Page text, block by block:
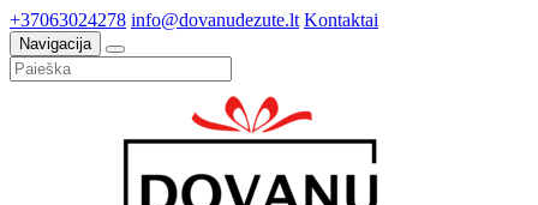
+37063024278 info@dovanudezute.lt Kontaktai
Navigacija